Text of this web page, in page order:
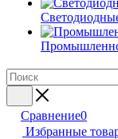
Сравнение0
Избранные